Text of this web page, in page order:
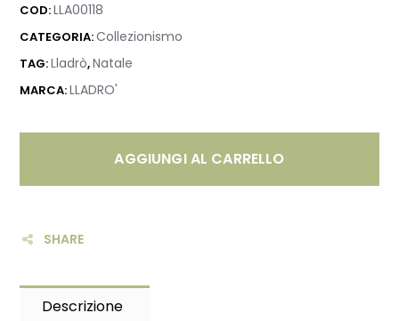
COD:LLA00118
CATEGORIA:Collezionismo
TAG:Lladrò,Natale
MARCA:LLADRO'
AGGIUNGI AL CARRELLO
SHARE
Descrizione